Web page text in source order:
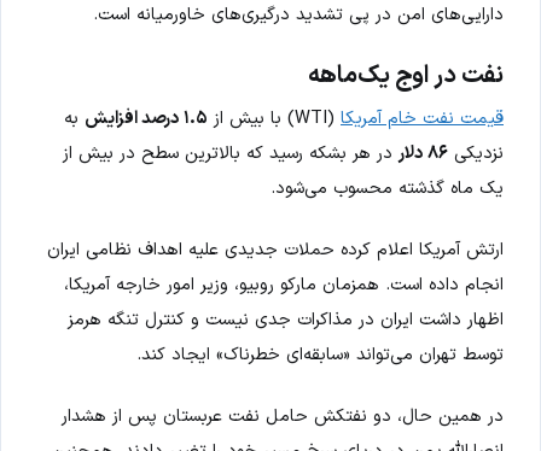
دارایی‌های امن در پی تشدید درگیری‌های خاورمیانه است.
نفت در اوج یک‌ماهه
قیمت نفت خام آمریکا (WTI) با بیش از ۱.۵ درصد افزایش
به
نزدیکی ۸۶ دلار
در هر بشکه رسید که بالاترین سطح در بیش از
یک ماه گذشته محسوب می‌شود.
ارتش آمریکا اعلام کرده حملات جدیدی علیه اهداف نظامی ایران
انجام داده است. همزمان مارکو روبیو، وزیر امور خارجه آمریکا،
اظهار داشت ایران در مذاکرات جدی نیست و کنترل تنگه هرمز
توسط تهران می‌تواند «سابقه‌ای خطرناک» ایجاد کند.
در همین حال، دو نفتکش حامل نفت عربستان پس از هشدار